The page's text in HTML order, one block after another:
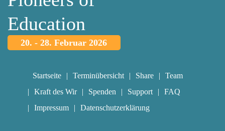
Education
20. - 28. Februar 2026
Startseite Terminübersicht Share
Team
Kraft des Wir
Spenden Support
FAQ
Impressum
Datenschutzerklärung